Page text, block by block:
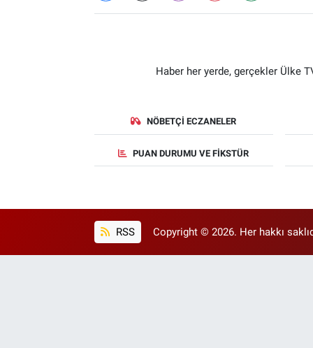
Haber her yerde, gerçekler Ülke
NÖBETÇI ECZANELER
PUAN DURUMU VE FIKSTÜR
RSS Copyright © 2026. Her hakkı